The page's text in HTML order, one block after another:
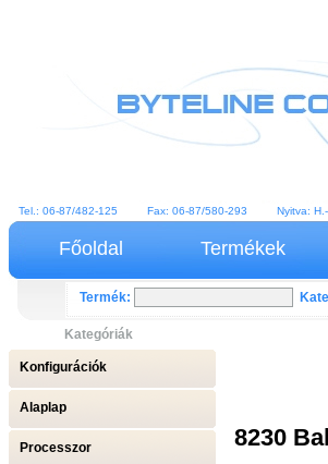
Tel.: 06-87/482-125 Fax: 06-87/580-293 Nyitva: H.-
Főoldal Termékek
Termék:
Kategóriák
Konfigurációk
Alaplap
Processzor
8230